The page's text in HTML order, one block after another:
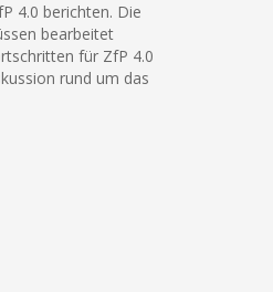
4.0 berichten. Die
bearbeitet
für ZfP 4.0
rund um das